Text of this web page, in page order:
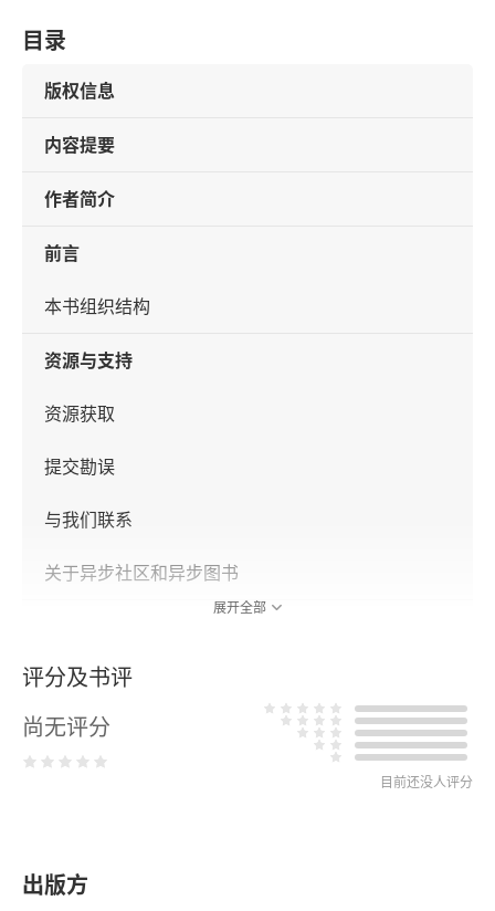
目录
版权信息
内容提要
作者简介
前言
本书组织结构
资源与支持
资源获取
提交勘误
与我们联系
关于异步社区和异步图书
1.1 渗透测试系统简介
1.2 Kali Linux的安装
1.2.3 Kali Linux的更新
展开全部
评分及书评
尚无评分
目前还没人评分
出版方